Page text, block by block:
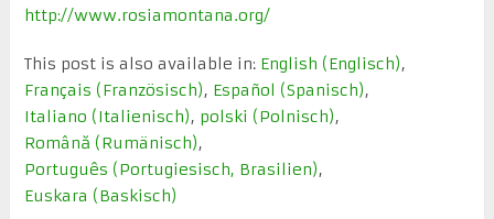
http://www.rosiamontana.org/
This post is also available in: English (Englisch)
Français (Französisch) Español (Spanisch)
Italiano (Italienisch) polski (Polnisch)
Română (Rumänisch)
Português (Portugiesisch, Brasilien)
Euskara (Baskisch)